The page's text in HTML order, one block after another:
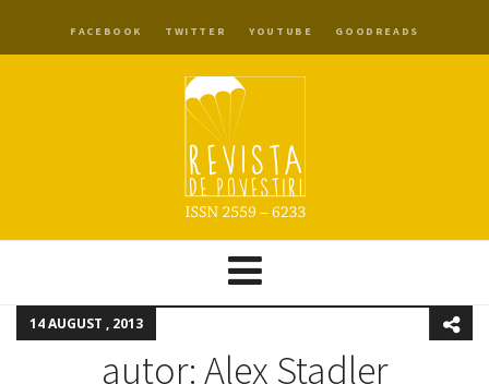
FACEBOOK TWITTER YOUTUBE GOODREADS
14 AUGUST , 2013
autor: Alex Stadler